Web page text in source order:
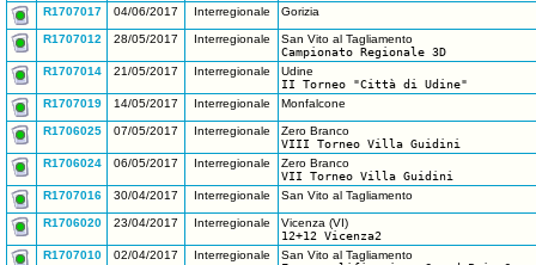
R1707017
04/06/2017 Interregionale Gorizia
R1707012 28/05/2017 Interregionale
San Vito al Tagliamento
Campionato Regionale 3D
R1707014
21/05/2017 Interregionale
Udine
II Torneo "Città di Udine"
R1707019
14/05/2017 Interregionale Monfalcone
R1706025 07/05/2017 Interregionale
Zero Branco
VIII Torneo Villa Guidini
R1706024
06/05/2017 Interregionale
Zero Branco
VII Torneo Villa Guidini
R1707016
30/04/2017 Interregionale San Vito al Tagliamento
R1706020 23/04/2017 Interregionale
Vicenza (VI)
12+12 Vicenza2
R1707010
02/04/2017 Interregionale
San Vito al Tagliamento